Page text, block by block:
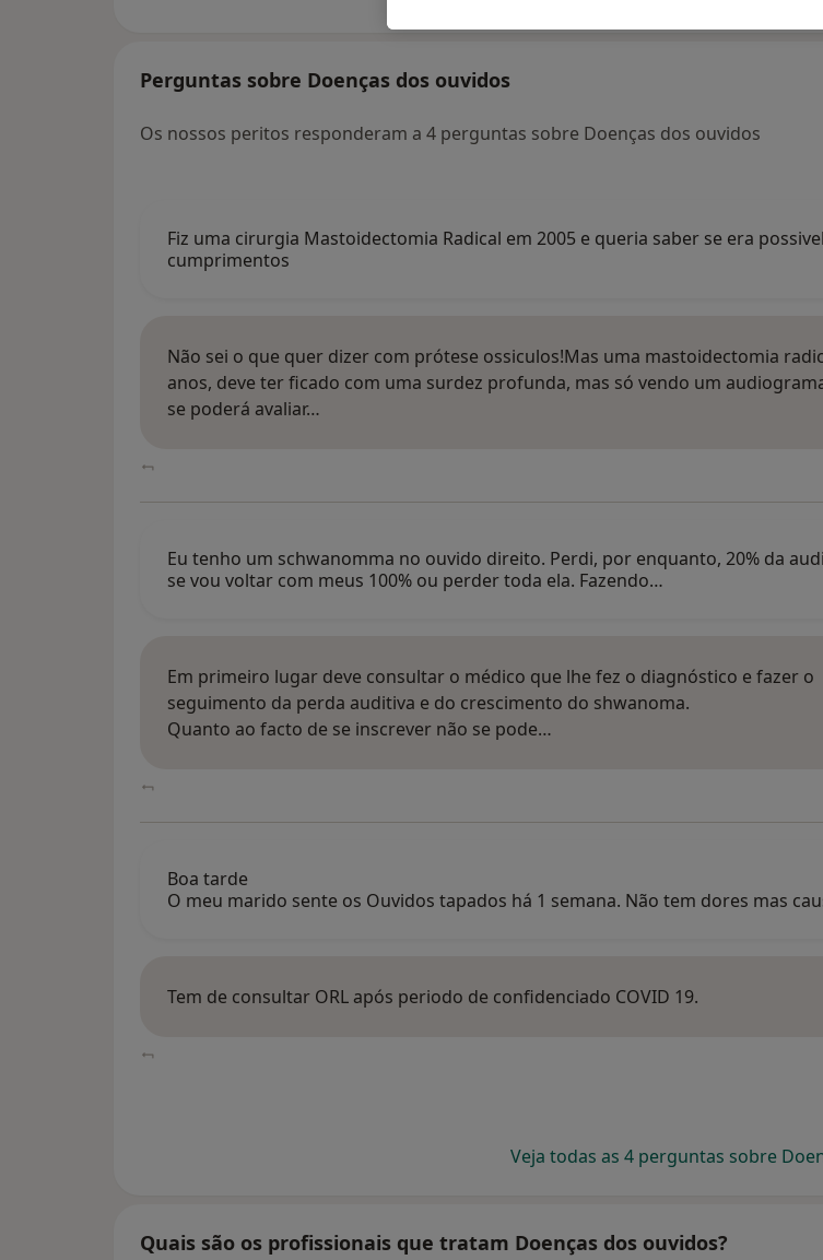
Perguntas sobre Doenças dos ouvidos
Os nossos peritos responderam a 4 perguntas sobre Doenças dos ouvidos
Fiz uma cirurgia Mastoidectomia Radical em 2005 e queria saber se era
cumprimentos
Não sei o que quer dizer com prótese ossiculos!Mas uma mastoidectomia
anos, deve ter ficado com uma surdez profunda, mas só vendo um
se poderá avaliar…
Eu tenho um schwanomma no ouvido direito. Perdi, por enquanto, 20% da
se vou voltar com meus 100% ou perder toda ela. Fazendo…
Em primeiro lugar deve consultar o médico que lhe fez o diagnóstico e fazer o
seguimento da perda auditiva e do crescimento do shwanoma.
Quanto ao facto de se inscrever não se pode…
Boa tarde
O meu marido sente os Ouvidos tapados há 1 semana. Não tem dores mas
Tem de consultar ORL após periodo de confidenciado COVID 19.
Veja todas as 4 perguntas sobre
Quais são os profissionais que tratam Doenças dos ouvidos?